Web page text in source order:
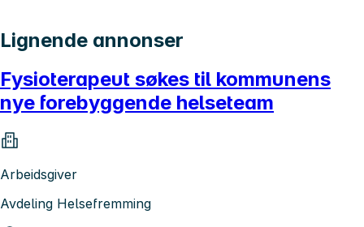
Lignende annonser
Fysioterapeut søkes til kommunens
nye forebyggende helseteam
Arbeidsgiver
Avdeling Helsefremming